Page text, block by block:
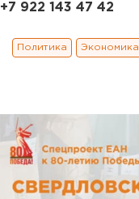
+7 922 143 47 42
Политика Экономика